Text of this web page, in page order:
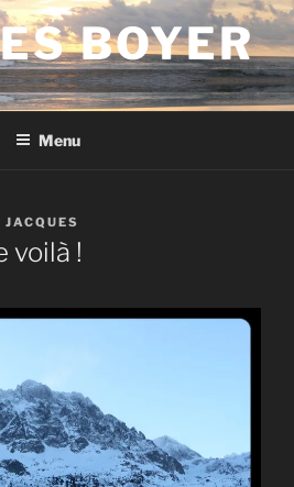
BOYER
Menu
JACQUES
voilà !